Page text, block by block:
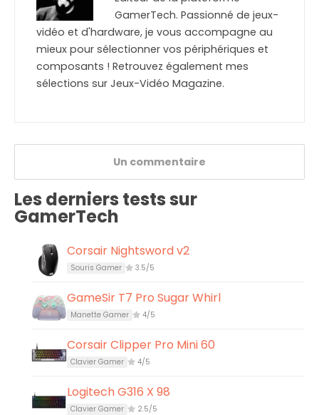
GamerTech. Passionné de jeux-
vidéo et d'hardware, je vous accompagne au
mieux pour sélectionner vos périphériques et
composants ! Retrouvez également mes
sélections sur Jeux-Vidéo Magazine.
Un commentaire
Les derniers tests sur
GamerTech
Corsair Nightsword v2
Souris Gamer 3.5/5
GameSir T7 Pro Sugar Whirl
Manette Gamer 4/5
Corsair Clipper Pro Mini 60
Clavier Gamer 4/5
Logitech G316 X 98
Clavier Gamer 2.5/5